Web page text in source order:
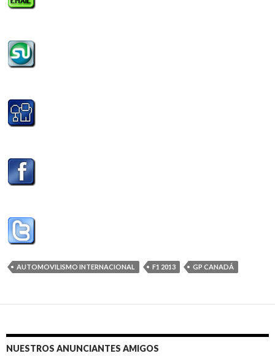
AUTOMOVILISMO INTERNACIONAL F1 2013 GP CANADÁ
NUESTROS ANUNCIANTES AMIGOS